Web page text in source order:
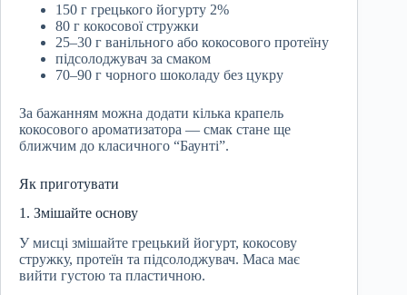
150 г грецького йогурту 2%
80 г кокосової стружки
25–30 г ванільного або кокосового протеїну
підсолоджувач за смаком
70–90 г чорного шоколаду без цукру
За бажанням можна додати кілька крапель
кокосового ароматизатора — смак стане ще
ближчим до класичного “Баунті”.
Як приготувати
1. Змішайте основу
У мисці змішайте грецький йогурт, кокосову
стружку, протеїн та підсолоджувач. Маса має
вийти густою та пластичною.